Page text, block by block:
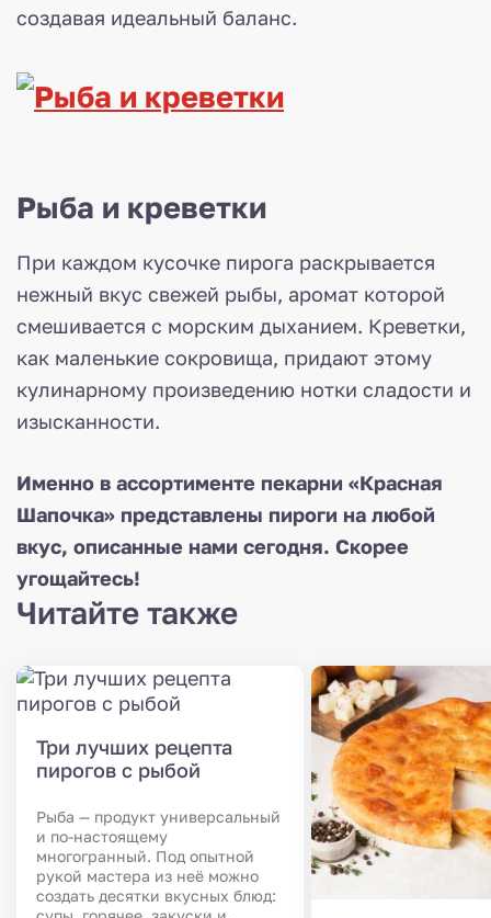
создавая идеальный баланс.
Рыба и креветки
При каждом кусочке пирога раскрывается
нежный вкус свежей рыбы, аромат которой
смешивается с морским дыханием. Креветки,
как маленькие сокровища, придают этому
кулинарному произведению нотки сладости и
изысканности.
Именно в ассортименте пекарни «Красная
Шапочка» представлены пироги на любой
вкус, описанные нами сегодня. Скорее
угощайтесь!
Читайте также
Три лучших рецепта
пирогов с рыбой
Рыба — продукт универсальный
и по-настоящему
многогранный. Под опытной
рукой мастера из неё можно
создать десятки вкусных блюд: